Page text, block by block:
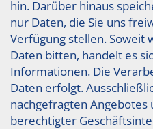
hin. Darüber hinaus
nur Daten, die Sie uns
Verfügung stellen. Soweit
Daten bitten, handelt es
Informationen. Die
Daten erfolgt.
nachgefragten
berechtigter